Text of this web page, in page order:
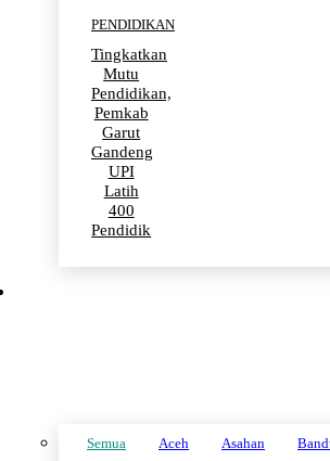
PENDIDIKAN
Tingkatkan
Mutu
Pendidikan,
Pemkab
Garut
Gandeng
UPI
Latih
400
Pendidik
Semua Aceh Asahan